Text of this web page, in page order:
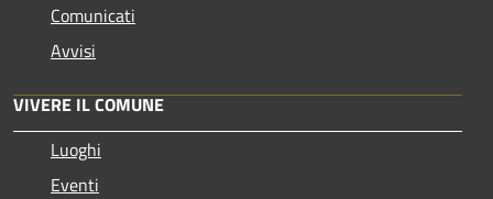
Comunicati
Avvisi
VIVERE IL COMUNE
Luoghi
Eventi